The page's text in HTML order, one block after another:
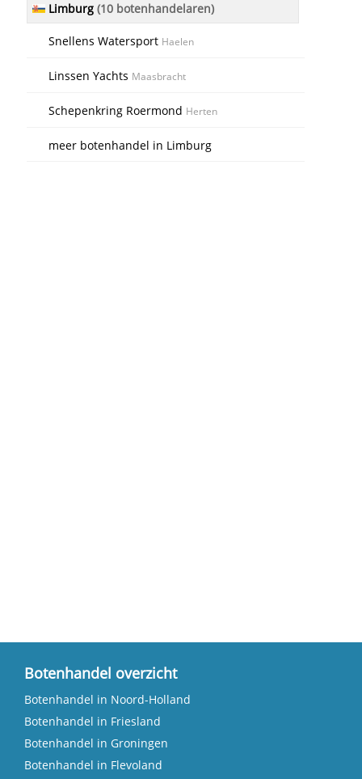
Limburg(10 botenhandelaren)
Snellens Watersport Haelen
Linssen Yachts Maasbracht
Schepenkring Roermond Herten
meer botenhandel in Limburg
Botenhandel overzicht
Botenhandel in Noord-Holland
Botenhandel in Friesland
Botenhandel in Groningen
Botenhandel in Flevoland